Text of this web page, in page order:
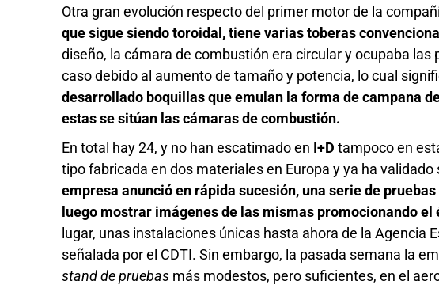
Otra gran evolución respecto del primer motor de la
que sigue siendo toroidal, tiene varias toberas
diseño, la cámara de combustión era circular y ocupaba las
caso debido al aumento de tamaño y potencia, lo cual
desarrollado boquillas que emulan la forma de campana
estas se sitúan las cámaras de combustión.
En total hay 24, y no han escatimado en I+D tampoco en
tipo fabricada en dos materiales en Europa y ya ha validado
empresa anunció en rápida sucesión, una serie de
luego mostrar imágenes de las mismas promocionando el
lugar, unas instalaciones únicas hasta ahora de la Agencia
señalada por el CDTI. Sin embargo, la pasada semana la
stand de pruebas más modestos, pero suficientes, en el